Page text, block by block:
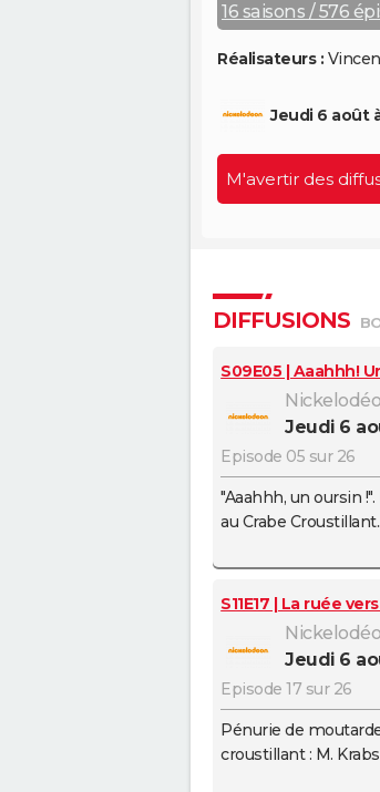
16 saisons / 576
Réalisateurs :
Jeudi 6 août
M'avertir des
DIFFUSIONS
S09E05 | Aaahhh!
jeudi 6
Episode 05 sur 26
"Aaahhh, un oursin
au Crabe
S11E17 | La ruée
jeudi 6
Episode 17 sur 26
Pénurie de
croustillant : M.